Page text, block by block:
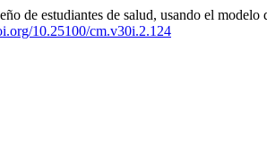
de estudiantes de salud, usando el
10.25100/cm.v30i.2.124